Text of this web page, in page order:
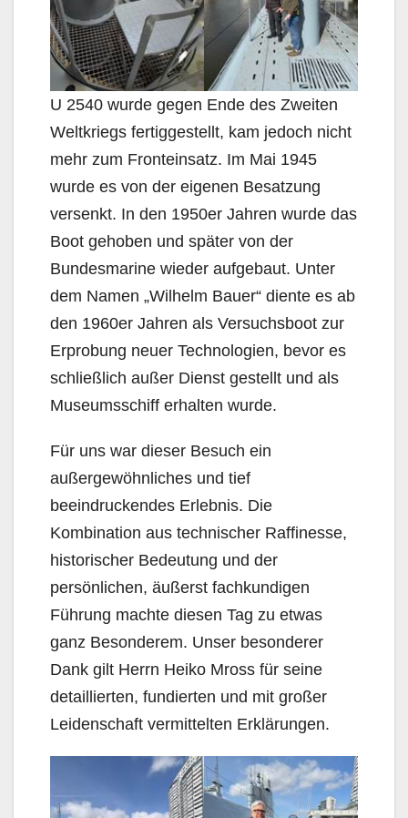
U 2540 wurde gegen Ende des Zweiten
Weltkriegs fertiggestellt, kam jedoch nicht
mehr zum Fronteinsatz. Im Mai 1945
wurde es von der eigenen Besatzung
versenkt. In den 1950er Jahren wurde das
Boot gehoben und später von der
Bundesmarine wieder aufgebaut. Unter
dem Namen „Wilhelm Bauer“ diente es ab
den 1960er Jahren als Versuchsboot zur
Erprobung neuer Technologien, bevor es
schließlich außer Dienst gestellt und als
Museumsschiff erhalten wurde.
Für uns war dieser Besuch ein
außergewöhnliches und tief
beeindruckendes Erlebnis. Die
Kombination aus technischer Raffinesse,
historischer Bedeutung und der
persönlichen, äußerst fachkundigen
Führung machte diesen Tag zu etwas
ganz Besonderem. Unser besonderer
Dank gilt Herrn Heiko Mross für seine
detaillierten, fundierten und mit großer
Leidenschaft vermittelten Erklärungen.